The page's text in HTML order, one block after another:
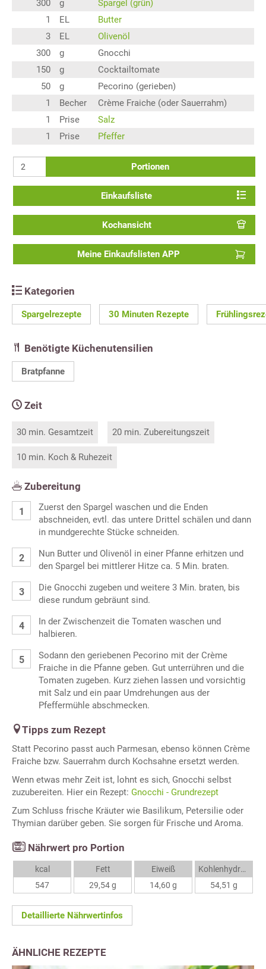
300 g
Spargel (grün)
1
EL
Butter
3
EL
Olivenöl
300
g
Gnocchi
150
g
Cocktailtomate
50
g
Pecorino (gerieben)
1
Becher
Crème Fraiche (oder Sauerrahm)
1
Prise
Salz
1
Prise Pfeffer
Portionen
Einkaufsliste
Kochansicht
Meine Einkaufslisten APP
Kategorien
Spargelrezepte 30 Minuten Rezepte
Benötigte Küchenutensilien
Bratpfanne
Zeit
30 min. Gesamtzeit 20 min. Zubereitungszeit
10 min. Koch & Ruhezeit
Zubereitung
Zuerst den Spargel waschen und die Enden
abschneiden, evtl. das untere Drittel schälen und dann
in mundgerechte Stücke schneiden.
Nun Butter und Olivenöl in einer Pfanne erhitzen und
den Spargel bei mittlerer Hitze ca. 5 Min. braten.
Die Gnocchi zugeben und weitere 3 Min. braten, bis
diese rundum gebräunt sind.
In der Zwischenzeit die Tomaten waschen und
halbieren.
Sodann den geriebenen Pecorino mit der Crème
Fraiche in die Pfanne geben. Gut unterrühren und die
Tomaten zugeben. Kurz ziehen lassen und vorsichtig
mit Salz und ein paar Umdrehungen aus der
Pfeffermühle abschmecken.
Tipps zum Rezept
Statt Pecorino passt auch Parmesan, ebenso können Crème
Fraiche bzw. Sauerrahm durch Kochsahne ersetzt werden.
Wenn etwas mehr Zeit ist, lohnt es sich, Gnocchi selbst
zuzubereiten. Hier ein Rezept: Gnocchi - Grundrezept
Zum Schluss frische Kräuter wie Basilikum, Petersilie oder
Thymian darüber geben. Sie sorgen für Frische und Aroma.
Nährwert pro Portion
kcal
547
Fett
29,54 g
Eiweiß
14,60 g
Kohlenhydrate
54,51 g
Detaillierte Nährwertinfos
ÄHNLICHE REZEPTE